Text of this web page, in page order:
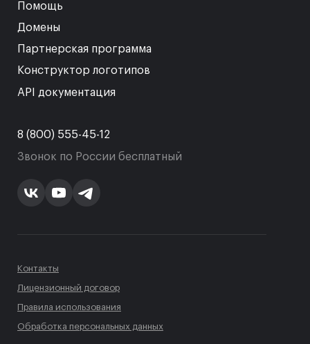
Помощь
Домены
Партнерская программа
Конструктор логотипов
API документация
Звонок по России бесплатный
8 (800) 555-45-12
Обработка персональных данных
Правила использования
Лицензионный договор
Контакты